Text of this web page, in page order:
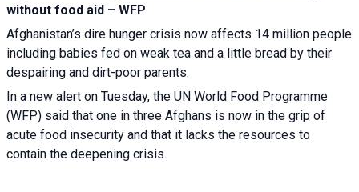
without food aid – WFP
Afghanistan’s dire hunger crisis now affects 14 million people
including babies fed on weak tea and a little bread by their
despairing and dirt-poor parents.
In a new alert on Tuesday, the UN World Food Programme
(WFP) said that one in three Afghans is now in the grip of
acute food insecurity and that it lacks the resources to
contain the deepening crisis.